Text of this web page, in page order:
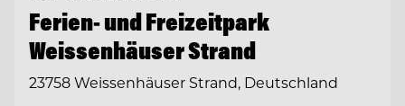
Ferien- und Freizeitpark
Weissenhäuser Strand
23758 Weissenhäuser Strand, Deutschland